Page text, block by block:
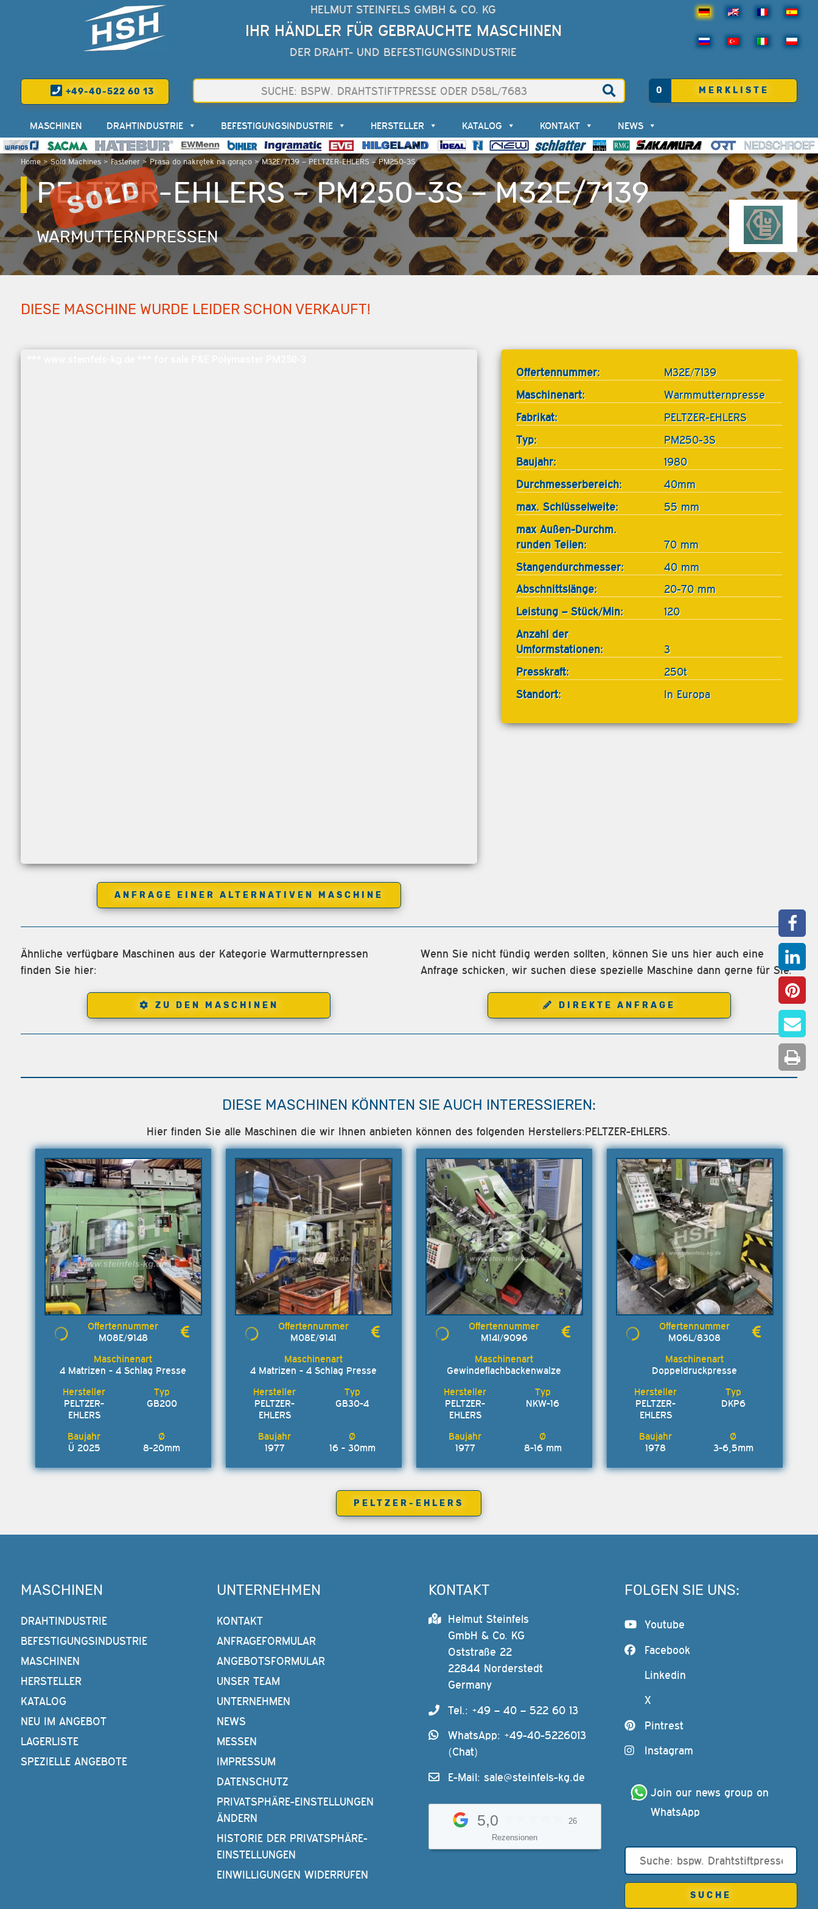
HELMUT STEINFELS GMBH & CO. KG
IHR HÄNDLER FÜR GEBRAUCHTE MASCHINEN
DER DRAHT- UND BEFESTIGUNGSINDUSTRIE
+49-40-522 60 13 0 MERKLISTE
Home>Sold Machines>Fastener> Prasa do nakrętek na gorąco>M32E/7139 – PELTZER-EHLERS – PM250-3S
MASCHINEN DRAHTINDUSTRIE BEFESTIGUNGSINDUSTRIE HERSTELLER KATALOG KONTAKT NEWS
PELTZER-EHLERS – PM250-3S – M32E/7139
WARMUTTERNPRESSEN
DIESE MASCHINE WURDE LEIDER SCHON VERKAUFT!
ANFRAGE EINER ALTERNATIVEN MASCHINE
Offertennummer:
M32E/7139
Maschinenart:
Warmmutternpresse
Fabrikat:
PELTZER-EHLERS
Typ:
PM250-3S
Baujahr:
1980
Durchmesserbereich:
40mm
max. Schlüsselweite:
55 mm
max Außen-Durchm.
runden Teilen:
70 mm
Stangendurchmesser:
40 mm
Abschnittslänge:
20-70 mm
Leistung – Stück/Min:
120
Anzahl der
Umformstationen:
3
Presskraft:
250t
Standort:
In Europa
Ähnliche verfügbare Maschinen aus der Kategorie Warmutternpressen
finden Sie hier:
ZU DEN MASCHINEN
Wenn Sie nicht fündig werden sollten, können Sie uns hier auch eine
Anfrage schicken, wir suchen diese spezielle Maschine dann gerne für Sie.
DIREKTE ANFRAGE
DIESE MASCHINEN KÖNNTEN SIE AUCH INTERESSIEREN:
Hier finden Sie alle Maschinen die wir Ihnen anbieten können des folgenden Herstellers:PELTZER-EHLERS.
M08E/9148
4 Matrizen - 4 Schlag Presse
PELTZER-
EHLERS
GB200
Ü 2025 8-20mm
M08E/9141
4 Matrizen - 4 Schlag Presse
PELTZER-
EHLERS
GB30-4
1977 16 - 30mm
M14I/9096
Gewindeflachbackenwalze
PELTZER-
EHLERS
NKW-16
1977 8-16 mm
M06L/8308
Doppeldruckpresse
PELTZER-
EHLERS
DKP6
1978 3-6,5mm
PELTZER-EHLERS
MASCHINEN
DRAHTINDUSTRIE
BEFESTIGUNGSINDUSTRIE
MASCHINEN
HERSTELLER
KATALOG
NEU IM ANGEBOT
LAGERLISTE
SPEZIELLE ANGEBOTE
UNTERNEHMEN
KONTAKT
ANFRAGEFORMULAR
ANGEBOTSFORMULAR
UNSER TEAM
UNTERNEHMEN
NEWS
MESSEN
IMPRESSUM
DATENSCHUTZ
PRIVATSPHÄRE-EINSTELLUNGEN
ÄNDERN
HISTORIE DER PRIVATSPHÄRE-
EINSTELLUNGEN
EINWILLIGUNGEN WIDERRUFEN
KONTAKT
Helmut Steinfels
GmbH & Co. KG
Oststraße 22
22844 Norderstedt
Germany
Tel.: +49 – 40 – 522 60 13
WhatsApp: +49-40-5226013
(Chat)
E-Mail:sale@steinfels-kg.de
5,0
26
Rezensionen
FOLGEN SIE UNS:
Youtube
Facebook
Linkedin
X
Pintrest
Instagram
Join our news group on
WhatsApp